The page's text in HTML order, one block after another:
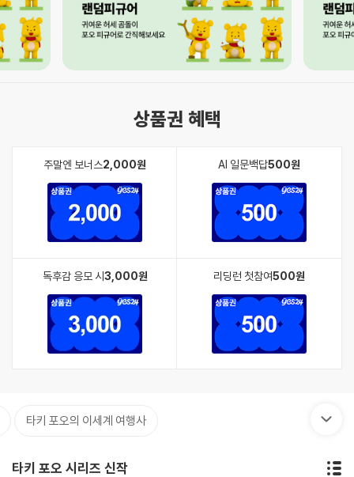
상품권 혜택
주말엔 보너스2,000원 AI 일문백답500원
독후감 응모 시3,000원 리딩런 첫참여500원
타키 포오의 이세계 여행사
타키 포오 시리즈 신작